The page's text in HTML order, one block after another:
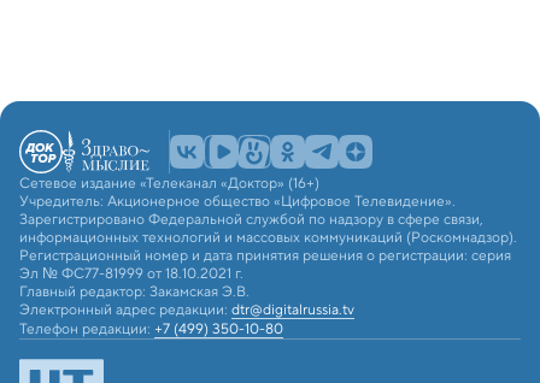
Сетевое издание «Телеканал «Доктор» (16+)
Учредитель: Акционерное общество «Цифровое Телевидение».
Зарегистрировано Федеральной службой по надзору в сфере связи,
информационных технологий и массовых коммуникаций (Роскомнадзор).
Регистрационный номер и дата принятия решения о регистрации: серия
Эл № ФС77-81999 от 18.10.2021 г.
Главный редактор: Закамская Э.В.
Электронный адрес редакции: dtr@digitalrussia.tv
Телефон редакции: +7 (499) 350-10-80